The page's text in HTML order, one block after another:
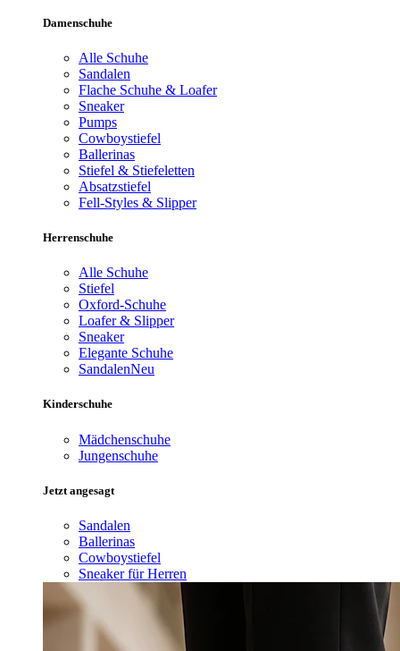
Damenschuhe
Alle Schuhe
Sandalen
Flache Schuhe & Loafer
Sneaker
Pumps
Cowboystiefel
Ballerinas
Stiefel & Stiefeletten
Absatzstiefel
Fell-Styles & Slipper
Herrenschuhe
Alle Schuhe
Stiefel
Oxford-Schuhe
Loafer & Slipper
Sneaker
Elegante Schuhe
SandalenNeu
Kinderschuhe
Mädchenschuhe
Jungenschuhe
Jetzt angesagt
Sandalen
Ballerinas
Cowboystiefel
Sneaker für Herren